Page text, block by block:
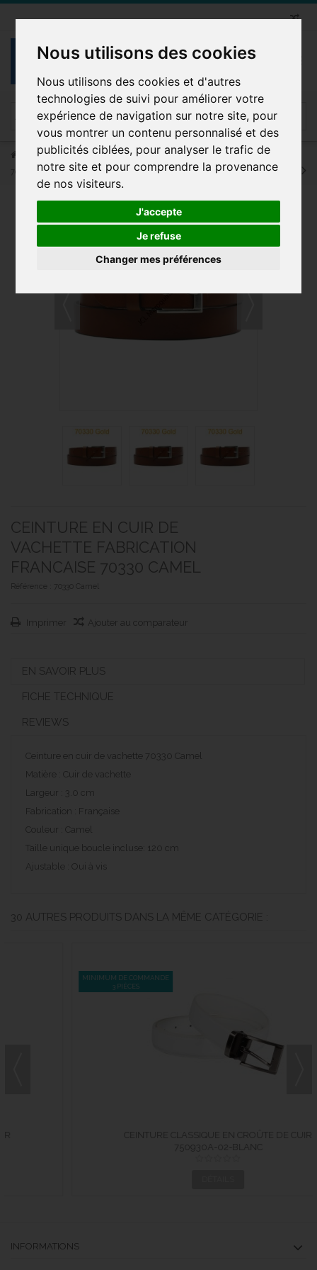
Nous utilisons des cookies
Nous utilisons des cookies et d'autres
technologies de suivi pour améliorer votre
expérience de navigation sur notre site, pour
vous montrer un contenu personnalisé et des
publicités ciblées, pour analyser le trafic de
notre site et pour comprendre la provenance
de nos visiteurs.
J'accepte
Je refuse
Changer mes préférences
Ceinture Homme
Ceinture en cuir de vachette fabrication francaise
70330 Camel
CEINTURE EN CUIR DE
VACHETTE FABRICATION
FRANCAISE 70330 CAMEL
Référence : 70330 Camel
Imprimer Ajouter au comparateur
EN SAVOIR PLUS
FICHE TECHNIQUE
REVIEWS
Ceinture en cuir de vachette 70330 Camel
Matière : Cuir de vachette
Largeur : 3.0 cm
Fabrication : Française
Couleur : Camel
Taille unique boucle incluse: 120 cm
Ajustable : Oui à vis
30 AUTRES PRODUITS DANS LA MÊME CATÉGORIE :
MINIMUM DE COMMANDE
CEINTURE CLASSIQUE EN CROÛTE DE CUIR
INFORMATIONS